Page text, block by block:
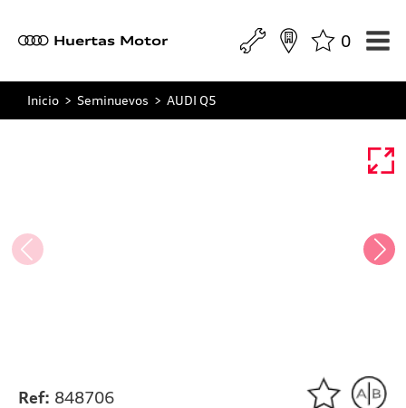
a Huertas Motor 0
Inicio > Seminuevos > AUDI Q5
Ref: 848706